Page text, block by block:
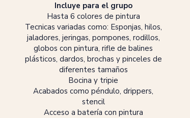
Incluye para el grupo
Hasta 6 colores de pintura
Tecnicas variadas como: Esponjas, hilos,
jaladores, jeringas, pompones, rodillos​,
globos con pintura, rifle de balines
plásticos, dardos, brochas y pinceles de
diferentes tamaños
Bocina y tripie
Acabados como péndulo, drippers,
stencil
Acceso a batería con pintura​​